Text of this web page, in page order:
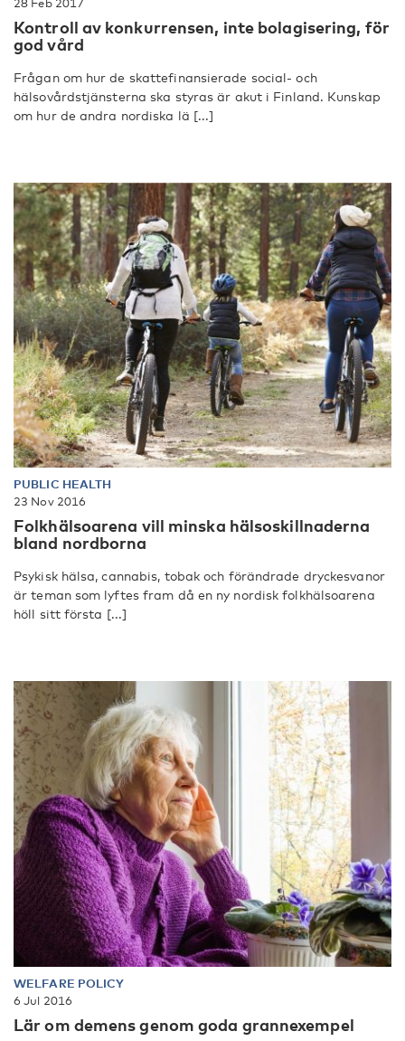
Kontroll av konkurrensen, inte bolagisering, för
god vård
Frågan om hur de skattefinansierade social- och
hälsovårdstjänsterna ska styras är akut i Finland. Kunskap
om hur de andra nordiska lä [...]
PUBLIC HEALTH
23 Nov 2016
Folkhälsoarena vill minska hälsoskillnaderna
bland nordborna
Psykisk hälsa, cannabis, tobak och förändrade dryckesvanor
är teman som lyftes fram då en ny nordisk folkhälsoarena
höll sitt första [...]
WELFARE POLICY
6 Jul 2016
Lär om demens genom goda grannexempel